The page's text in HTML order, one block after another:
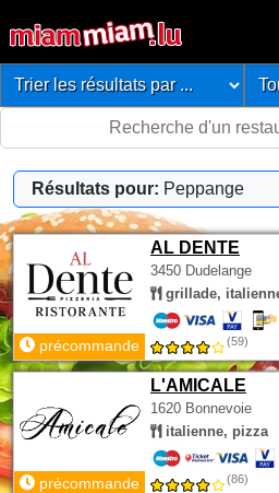
Résultats pour: Peppange
AL DENTE
3450 Dudelange
grillade,
précommande (59)
L'AMICALE
1620 Bonnevoie
italienne, pizza
précommande (86)